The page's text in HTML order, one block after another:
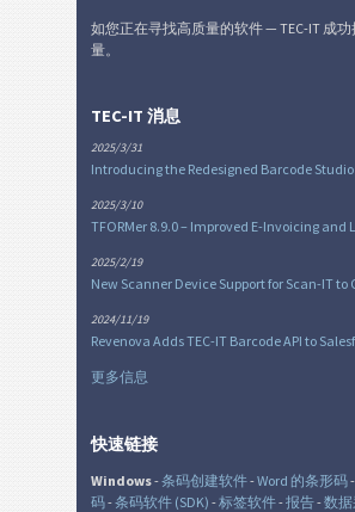
如您正在寻找高质量的软件 — TEC-IT 成
量。
TEC-IT 消息
2025/3/31
Introducing the Redesigned Barcode Studio
2025/3/10
TFORMer 8.9.0 – Improved E-Invoicing and
2025/2/19
New Scanner Device Support for Scan-IT to
2024/11/19
Revenova Adds TEC-IT Barcode API to
更多信息
快速链接
Windows-条码创建软件-Word 的条形码-
码-条码软件 (SDK) -标签软件-报告-数